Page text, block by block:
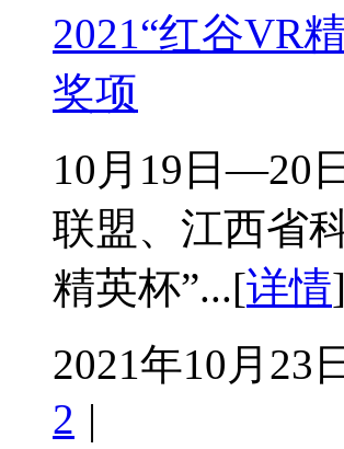
2021“红谷VR
奖项
10月19日—20
联盟、江西省
精英杯”...[详情]
2021年10月23
2 |